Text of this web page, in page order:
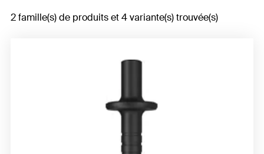
2 famille(s) de produits et 4 variante(s) trouvée(s)